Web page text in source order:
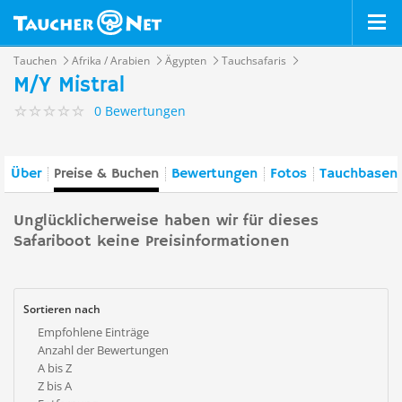
Tauchen Afrika / Arabien Ägypten Tauchsafaris
M/Y Mistral
0 Bewertungen
Über Preise & Buchen Bewertungen Fotos
Unglücklicherweise haben wir für dieses
Safariboot keine Preisinformationen
Sortieren nach
Empfohlene Einträge
Anzahl der Bewertungen
A bis Z
Z bis A